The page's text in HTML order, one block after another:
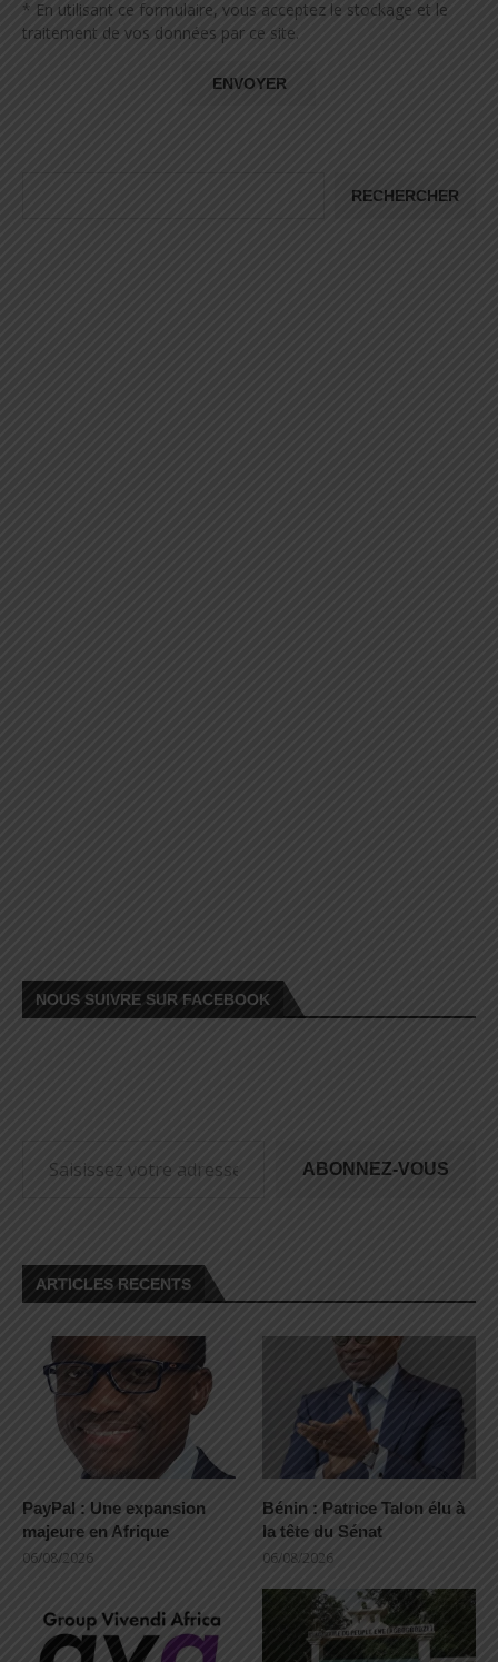
* En utilisant ce formulaire, vous acceptez le stockage et le
traitement de vos données par ce site.
RECHERCHER
NOUS SUIVRE SUR FACEBOOK
ABONNEZ-VOUS
ARTICLES RECENTS
PayPal : Une expansion
majeure en Afrique
06/08/2026
Bénin : Patrice Talon élu à
la tête du Sénat
06/08/2026